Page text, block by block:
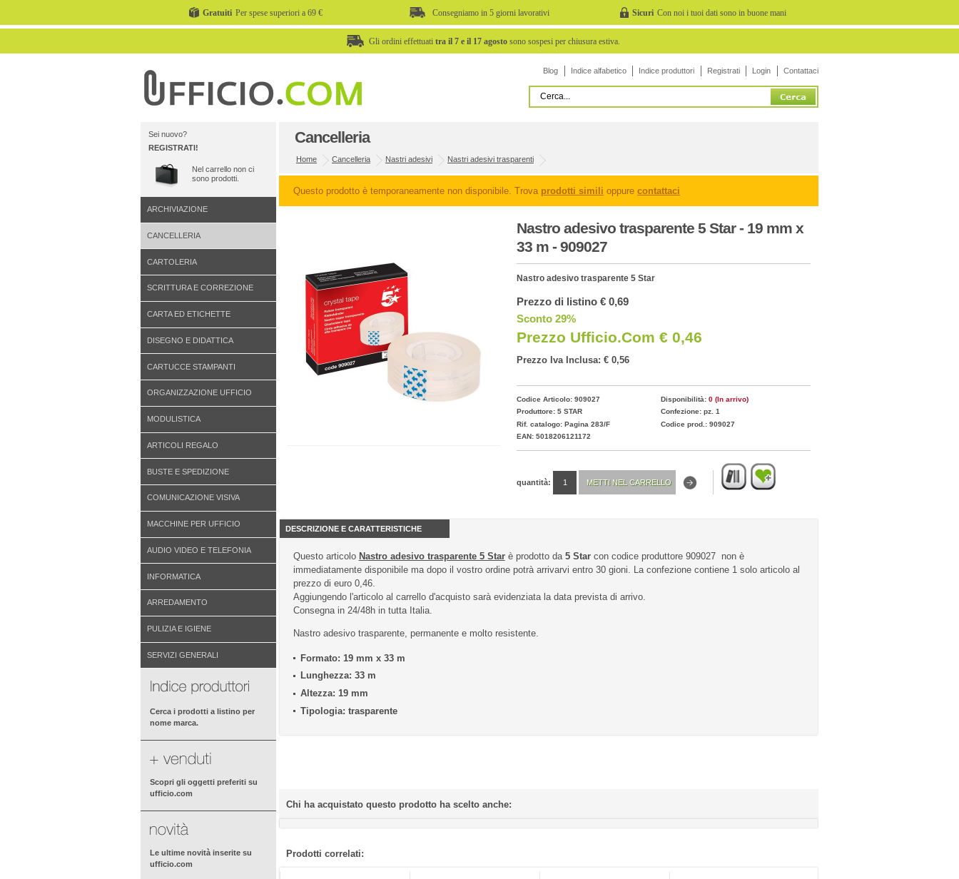
Gratuiti Per spese superiori a 69 € Consegniamo in 5 giorni lavorativi Sicuri Con noi i tuoi dati sono in buone mani
Gli ordini effettuati tra il 7 e il 17 agostosono sospesi per chiusura estiva.
Blog Indice alfabetico Indice produttori Registrati Login Contattaci
Sei nuovo?
REGISTRATI!
Nel carrello non ci
sono prodotti.
ARCHIVIAZIONE
CANCELLERIA
CARTOLERIA
SCRITTURA E CORREZIONE
CARTA ED ETICHETTE
DISEGNO E DIDATTICA
CARTUCCE STAMPANTI
ORGANIZZAZIONE UFFICIO
MODULISTICA
ARTICOLI REGALO
BUSTE E SPEDIZIONE
COMUNICAZIONE VISIVA
MACCHINE PER UFFICIO
AUDIO VIDEO E TELEFONIA
INFORMATICA
ARREDAMENTO
PULIZIA E IGIENE
SERVIZI GENERALI
Cerca i prodotti a listino per
nome marca.
Scopri gli oggetti preferiti su
ufficio.com
Le ultime novità inserite su
ufficio.com
Cancelleria
Home Cancelleria Nastri adesivi Nastri adesivi trasparenti
Questo prodotto è temporaneamente non disponibile. Trova prodotti simili oppure contattaci
Nastro adesivo trasparente 5 Star - 19 mm x
33 m - 909027
Nastro adesivo trasparente 5 Star
Prezzo di listino € 0,69
Sconto 29%
Prezzo Ufficio.com € 0,46
Prezzo Iva Inclusa: € 0,56
Codice Articolo: 909027 Disponibilità: 0 (In arrivo)
Produttore: 5 STAR
Confezione: pz. 1
Rif. catalogo: Pagina 283/F
Codice prod.: 909027
EAN: 5018206121172
quantità:
DESCRIZIONE E CARATTERISTICHE
Questo articolo Nastro adesivo trasparente 5 Starè prodotto da 5 Starcon codice produttore 909027 non è
immediatamente disponibile ma dopo il vostro ordine potrà arrivarvi entro 30 gioni. La confezione contiene 1 solo articolo al
prezzo di euro 0,46.
Aggiungendo l'articolo al carrello d'acquisto sarà evidenziata la data prevista di arrivo.
Consegna in 24/48h in tutta Italia.
Nastro adesivo trasparente, permanente e molto resistente.
Formato: 19 mm x 33 m
Lunghezza: 33 m
Altezza: 19 mm
Tipologia: trasparente
Chi ha acquistato questo prodotto ha scelto anche:
Prodotti correlati: